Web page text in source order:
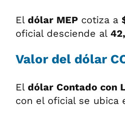
El dólar MEP cotiza a
oficial desciende al
Valor del dólar
El dólar Contado con
con el oficial se ubica